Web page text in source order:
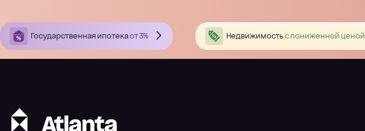
Государственная ипотекаот 3% Недвижимостьс пониженной ценой